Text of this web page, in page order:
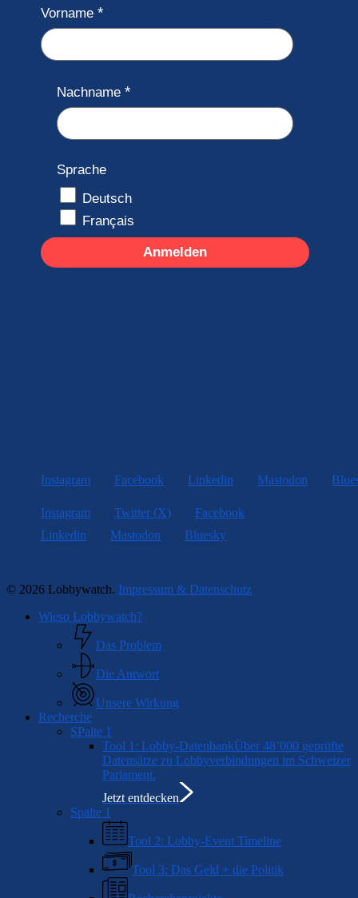
Vorname
Nachname
Sprache
Deutsch
Français
Anmelden
Instagram Facebook Linkedin Mastodon
Instagram Twitter (X)
Facebook
Linkedin
Mastodon Bluesky
© 2026 Lobbywatch. Impressum & Datenschutz
Close
Wieso Lobbywatch?
Das Problem
Die Antwort
Unsere Wirkung
Recherche
SPalte 1
Tool 1: Lobby-DatenbankÜber 48’000 geprüfte
Datensätze zu Lobbyverbindungen im Schweizer
Parlament.
Jetzt entdecken
Spalte 1
Tool 2: Lobby-Event Timeline
Tool 3: Das Geld + die Politik